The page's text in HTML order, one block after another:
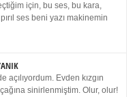
için, bu ses, bu kara,
ses beni yazı makinemin
Evden kızgın
sinirlenmiştim. Olur, olur!